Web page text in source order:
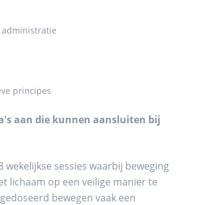
administratie
principes
aan die kunnen aansluiten bij
sessies waarbij beweging
lichaam op een veilige manier te
bewegen vaak een